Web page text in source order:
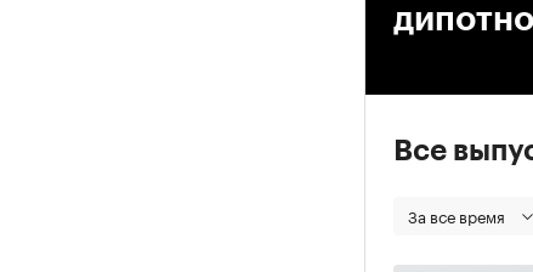
Все
За все время